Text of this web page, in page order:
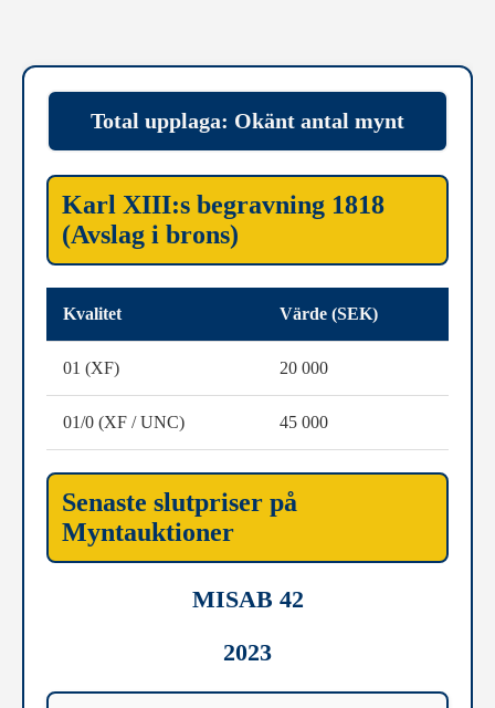
Total upplaga: Okänt antal mynt
Karl XIII:s begravning 1818
(Avslag i brons)
Kvalitet Värde (SEK)
01 (XF) 20 000
01/0 (XF / UNC) 45 000
Senaste slutpriser på
Myntauktioner
MISAB 42
2023